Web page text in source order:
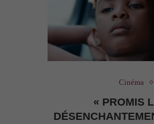
Cinéma
« PROMIS